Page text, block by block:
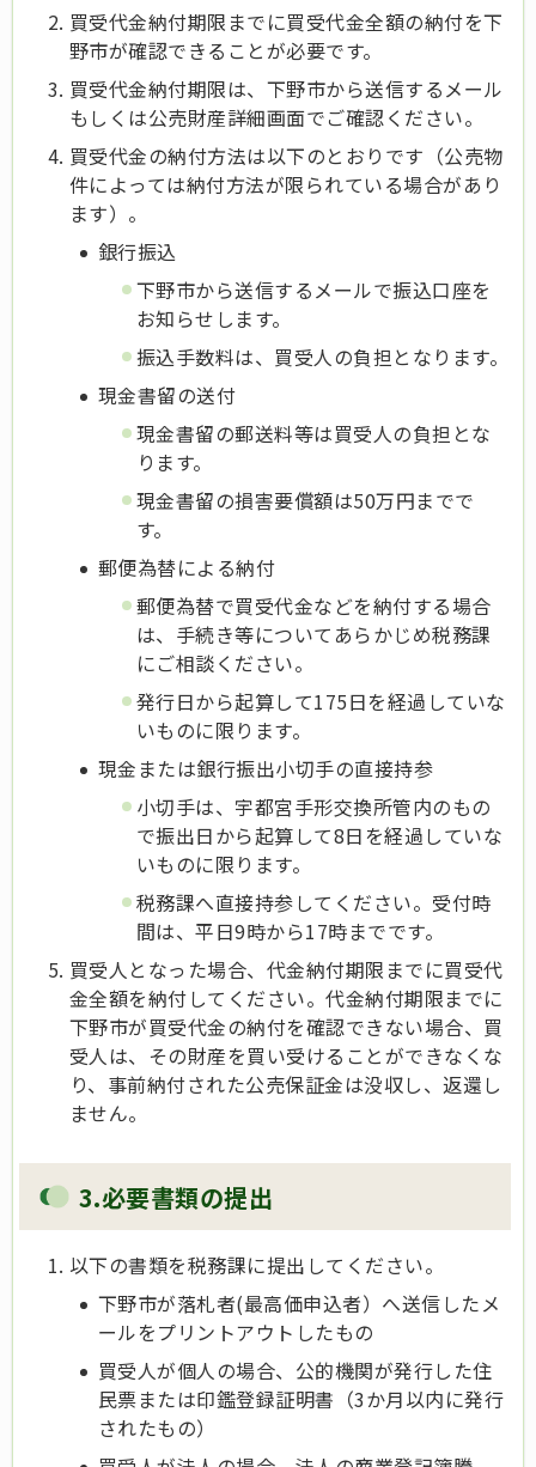
買受代金納付期限までに買受代金全額の納付を下
野市が確認できることが必要です。
買受代金納付期限は、下野市から送信するメール
もしくは公売財産詳細画面でご確認ください。
買受代金の納付方法は以下のとおりです（公売物
件によっては納付方法が限られている場合があり
ます）。
銀行振込
下野市から送信するメールで振込口座を
お知らせします。
振込手数料は、買受人の負担となります。
現金書留の送付
現金書留の郵送料等は買受人の負担とな
ります。
現金書留の損害要償額は50万円までで
す。
郵便為替による納付
郵便為替で買受代金などを納付する場合
は、手続き等についてあらかじめ税務課
にご相談ください。
発行日から起算して175日を経過していな
いものに限ります。
現金または銀行振出小切手の直接持参
小切手は、宇都宮手形交換所管内のもの
で振出日から起算して8日を経過していな
いものに限ります。
税務課へ直接持参してください。受付時
間は、平日9時から17時までです。
買受人となった場合、代金納付期限までに買受代
金全額を納付してください。代金納付期限までに
下野市が買受代金の納付を確認できない場合、買
受人は、その財産を買い受けることができなくな
り、事前納付された公売保証金は没収し、返還し
ません。
3.必要書類の提出
以下の書類を税務課に提出してください。
下野市が落札者(最高価申込者）へ送信したメ
ールをプリントアウトしたもの
買受人が個人の場合、公的機関が発行した住
民票または印鑑登録証明書（3か月以内に発行
されたもの）